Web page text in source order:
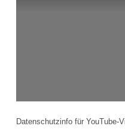
Datenschutzinfo für YouTube-